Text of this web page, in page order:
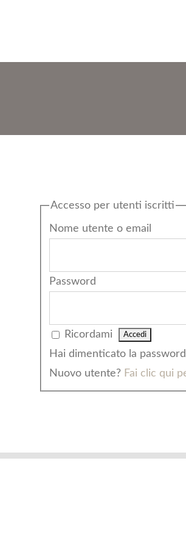
Accesso per utenti iscritti
Nome utente o email
Password
Ricordami
Hai dimenticato la
Nuovo utente? Fai clic qui